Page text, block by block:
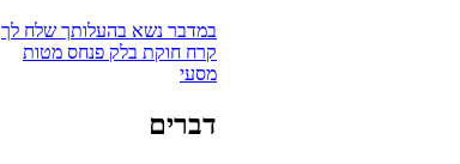
במדבר נשא בהעלותך שלח לך
קרח חוקת בלק פנחס מטות
מסעי
דברים